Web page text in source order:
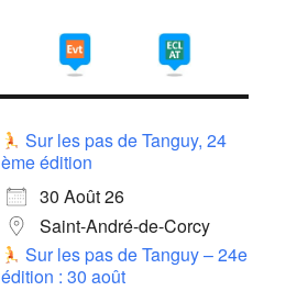
Sur les pas de Tanguy, 24
ème édition
30 Août 26
Saint-André-de-Corcy
Sur les pas de Tanguy – 24e
édition : 30 août